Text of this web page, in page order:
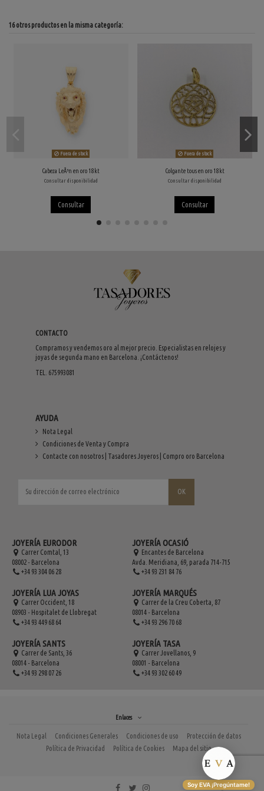
16 otros productos en la misma categoría:
Fuera de stock
Cabeza LeÃ³n en oro 18kt
Consultar disponibilidad
Consultar
Fuera de stock
Colgante tous en oro 18kt
Consultar disponibilidad
Consultar
CONTACTO
Compramos y vendemos oro al mejor precio. Especialistas en relojes y
joyas de segunda mano en Barcelona. ¡Contáctenos!
TEL. 675993081
AYUDA
Nota Legal
Condiciones de Venta y Compra
Contacte con nosotros | Tasadores Joyeros | Compro oro Barcelona
JOYERÍA EURODOR
Carrer Comtal, 13
08002 - Barcelona
+34 93 304 06 28
JOYERÍA LUA JOYAS
Carrer Occident, 18
08903 - Hospitalet de Llobregat
+34 93 449 68 64
JOYERÍA SANTS
Carrer de Sants, 36
08014 - Barcelona
+34 93 298 07 26
JOYERÍA OCASIÓ
Encantes de Barcelona
Avda. Meridiana, 69, parada 714-715
+34 93 231 84 76
JOYERÍA MARQUÉS
Carrer de la Creu Coberta, 87
08014 - Barcelona
+34 93 296 70 68
JOYERÍA TASA
Carrer Jovellanos, 9
08001 - Barcelona
+34 93 302 60 49
Enlaces
Nota Legal Condiciones Generales Condiciones de uso
Protección de datos
Política de Privacidad
Política de Cookies Mapa del sitio
Soy EVA ¡Pregúntame!